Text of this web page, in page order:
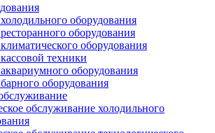
оборудования
оборудования
оборудования
техники
оборудования
оборудования
обслуживание холодильного